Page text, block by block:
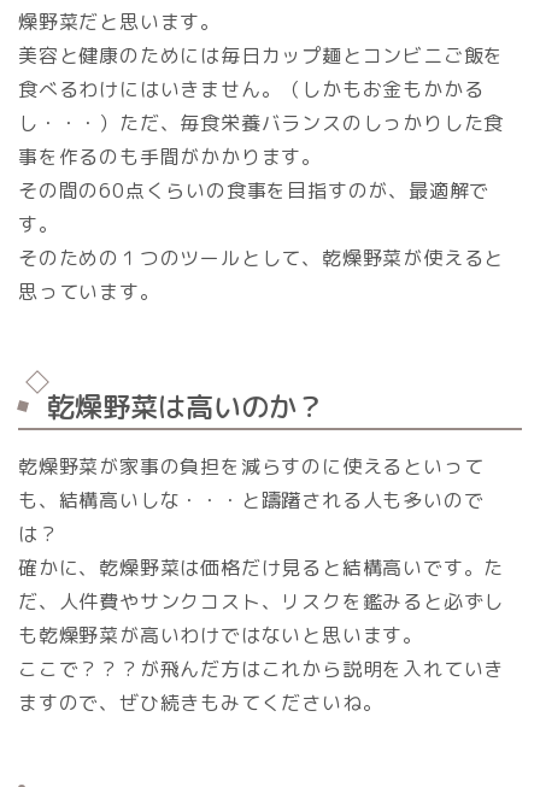
燥野菜だと思います。
美容と健康のためには毎日カップ麺とコンビニご飯を
食べるわけにはいきません。（しかもお金もかかる
し・・・）ただ、毎食栄養バランスのしっかりした食
事を作るのも手間がかかります。
その間の60点くらいの食事を目指すのが、最適解で
す。
そのための１つのツールとして、乾燥野菜が使えると
思っています。
乾燥野菜は高いのか？
乾燥野菜が家事の負担を減らすのに使えるといって
も、結構高いしな・・・と躊躇される人も多いので
は？
確かに、乾燥野菜は価格だけ見ると結構高いです。た
だ、人件費やサンクコスト、リスクを鑑みると必ずし
も乾燥野菜が高いわけではないと思います。
ここで？？？が飛んだ方はこれから説明を入れていき
ますので、ぜひ続きもみてくださいね。